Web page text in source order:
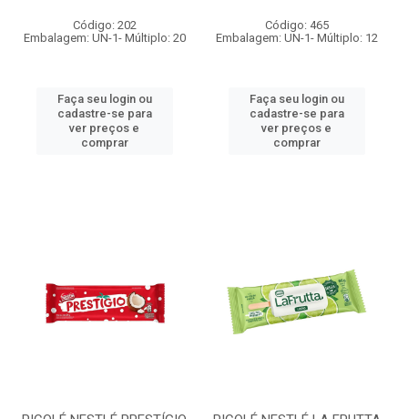
Código: 202
Embalagem: UN-1- Múltiplo: 20
Faça seu login ou
cadastre-se para
ver preços e
comprar
Código: 465
Embalagem: UN-1- Múltiplo: 12
Faça seu login ou
cadastre-se para
ver preços e
comprar